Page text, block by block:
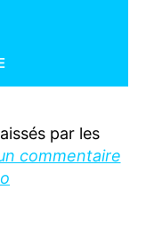
par les
commentaire